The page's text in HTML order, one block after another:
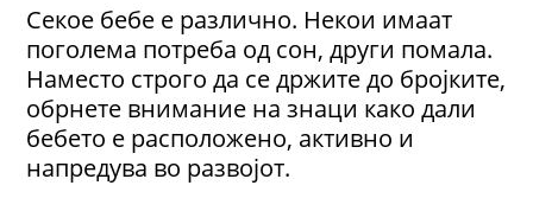
Секое бебе е различно. Некои имаат
поголема потреба од сон, други помала.
Наместо строго да се држите до бројките,
обрнете внимание на знаци како дали
бебето е расположено, активно и
напредува во развојот.